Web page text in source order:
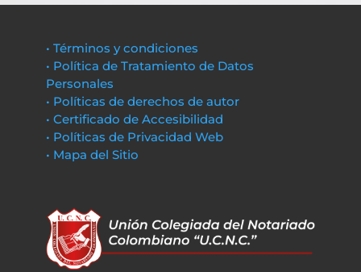
• Términos y condiciones
• Política de Tratamiento de Datos
Personales
• Políticas de derechos de autor
• Certificado de Accesibilidad
• Políticas de Privacidad Web
• Mapa del Sitio